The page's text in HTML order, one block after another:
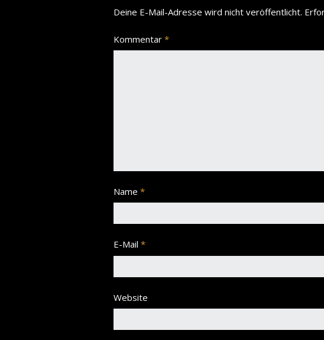
Deine E-Mail-Adresse wird nicht veröffentlicht.
Kommentar *
Name *
E-Mail *
Website